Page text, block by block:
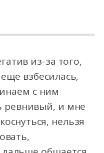
из-за того,
взбесилась,
с ним
ревнивый, и мне
нельзя